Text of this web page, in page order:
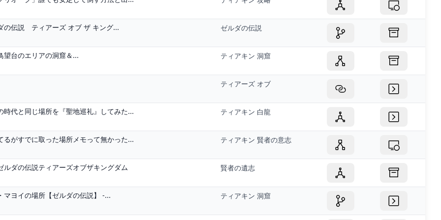
の伝説 ティアーズ オブ ザ キング... ゼルダの伝説
望台のエリアの洞窟＆... ティアキン 洞窟
ティアーズ オブ
代と同じ場所を『聖地巡礼』してみた... ティアキン 白龍
がすでに取った場所メモって無かった... ティアキン 賢者の意志
ダの伝説ティアーズオブザキングダム 賢者の遺志
ヨイの場所【ゼルダの伝説】 -... ティアキン 洞窟